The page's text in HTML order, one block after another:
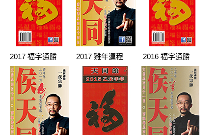
2017 福字通勝 2017 雞年運程 2016 福字通勝